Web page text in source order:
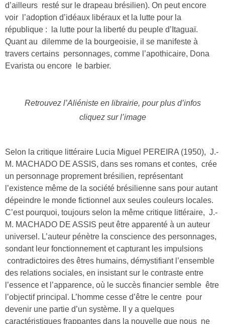
d’ailleurs resté sur le drapeau brésilien). On peut encore
voir l’adoption d’idéaux libéraux et la lutte pour la
république : la lutte pour la liberté du peuple d’Itaguaï.
Quant au dilemme de la bourgeoisie, il se manifeste à
travers certains personnages, comme l’apothicaire, Dona
Evarista ou encore le barbier.
Retrouvez l’Aliéniste en librairie, pour plus d’infos
cliquez sur l’image
Selon la critique littéraire Lucia Miguel PEREIRA (1950), J.-
M. MACHADO DE ASSIS, dans ses romans et contes, crée
un personnage proprement brésilien, représentant
l’existence même de la société brésilienne sans pour autant
dépeindre le monde fictionnel aux seules couleurs locales.
C’est pourquoi, toujours selon la même critique littéraire, J.-
M. MACHADO DE ASSIS peut être apparenté à un auteur
universel. L’auteur pénètre la conscience des personnages,
sondant leur fonctionnement et capturant les impulsions
contradictoires des êtres humains, démystifiant l’ensemble
des relations sociales, en insistant sur le contraste entre
l’essence et l’apparence, où le succès financier semble être
l’objectif principal. L’homme cesse d’être le centre pour
devenir une partie d’un système. Il y a quelques
caractéristiques frappantes dans la nouvelle que nous ne